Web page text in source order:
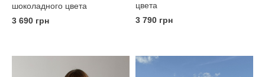
шоколадного цвета
3 690 грн
цвета
3 790 грн